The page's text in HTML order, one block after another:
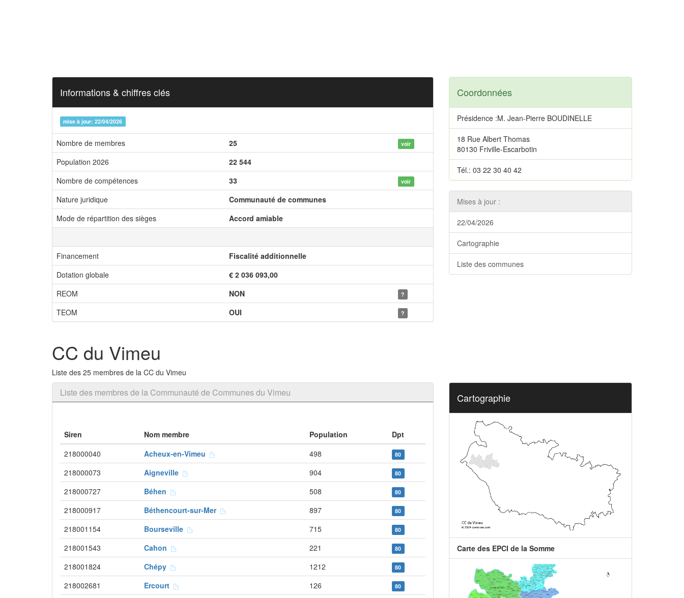
Informations & chiffres clés
mise à jour: 22/04/2026
Nombre de membres 25 voir
Population 2026
22 544
Nombre de compétences
33 voir
Nature juridique
Communauté de communes
Mode de répartition des sièges
Accord amiable
Financement
Fiscalité additionnelle
Dotation globale
€ 2 036 093,00
REOM
NON ?
TEOM OUI ?
Coordonnées
Présidence :M. Jean-Pierre BOUDINELLE
18 Rue Albert Thomas
80130 Friville-Escarbotin
Tél.: 03 22 30 40 42
Mises à jour :
22/04/2026
Cartographie
Liste des communes
CC du Vimeu
Liste des 25 membres de la CC du Vimeu
Liste des membres de la Communauté de Communes du Vimeu
Siren Nom membre Population
Dpt
218000040
Acheux-en-Vimeu 498 80
218000073 Aigneville 904 80
218000727 Béhen 508 80
218000917 Béthencourt-sur-Mer 897 80
218001154 Bourseville 715 80
218001543 Cahon 221 80
218001824 Chépy 1212 80
218002681 Ercourt 126 80
Cartographie
Carte des EPCI de la Somme